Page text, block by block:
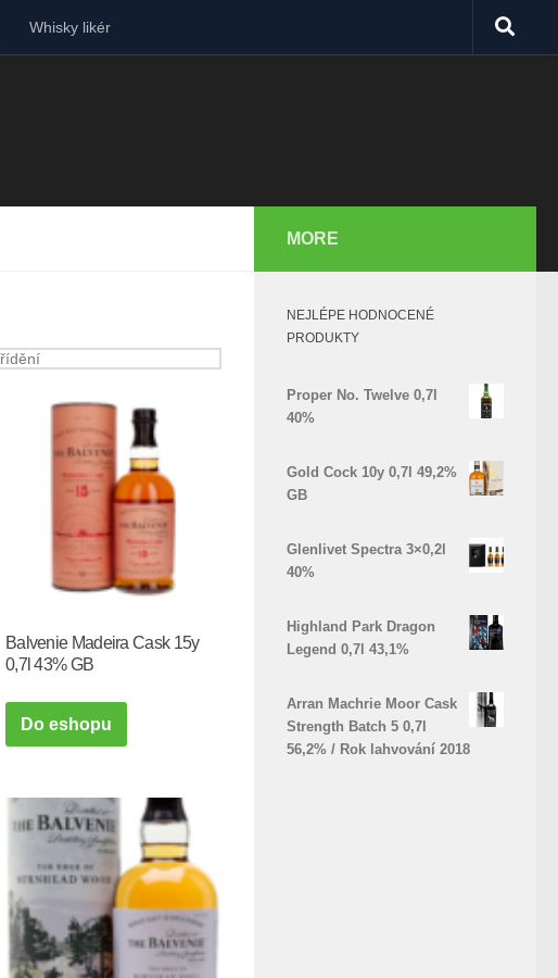
Whisky likér
Balvenie Madeira Cask 15y
0,7l 43% GB
Do eshopu
MORE
NEJLÉPE HODNOCENÉ
PRODUKTY
Proper No. Twelve 0,7l
40%
Gold Cock 10y 0,7l 49,2%
GB
Glenlivet Spectra 3×0,2l
40%
Highland Park Dragon
Legend 0,7l 43,1%
Arran Machrie Moor Cask
Strength Batch 5 0,7l
56,2% / Rok lahvování 2018